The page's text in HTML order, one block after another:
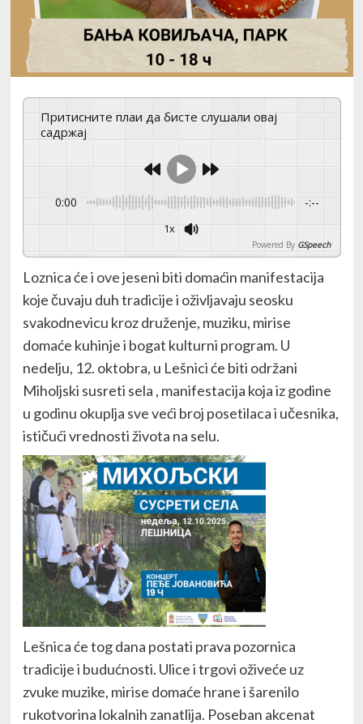
Притисните плаи да бисте слушали овај
садржај
0:00 -:--
1x
Powered By GSpeech
Loznica će i ove jeseni biti domaćin manifestacija
koje čuvaju duh tradicije i oživljavaju seosku
svakodnevicu kroz druženje, muziku, mirise
domaće kuhinje i bogat kulturni program. U
nedelju, 12. oktobra, u Lešnici će biti održani
Miholjski susreti sela , manifestacija koja iz godine
u godinu okuplja sve veći broj posetilaca i učesnika,
ističući vrednosti života na selu.
Lešnica će tog dana postati prava pozornica
tradicije i budućnosti. Ulice i trgovi oživeće uz
zvuke muzike, mirise domaće hrane i šarenilo
rukotvorina lokalnih zanatlija. Poseban akcenat